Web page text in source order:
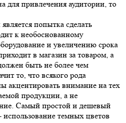
для привлечения аудитории, то
попытка сделать
к необоснованному
и увеличению срока
в магазин за товаром, а
быть не более чем
то, что всякого рода
акцентировать внимание на тех
продукции, а не
Самый простой и дешевый
темных цветов